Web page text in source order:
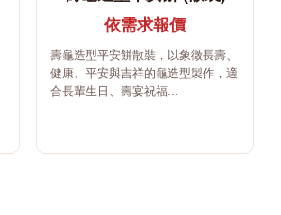
依需求報價
壽龜造型平安餅散裝，以象徵長壽、
健康、平安與吉祥的龜造型製作，適
合長輩生日、壽宴祝福...